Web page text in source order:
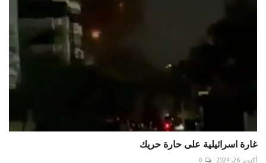
‏غارة اسرائيلية على حارة حريك
أكتوبر 26, 2024 0